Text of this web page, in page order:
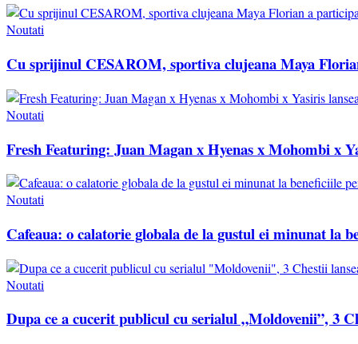
Noutati
Cu sprijinul CESAROM, sportiva clujeana Maya
Noutati
Fresh Featuring: Juan Magan x Hyenas x Mohombi x
Noutati
Cafeaua: o calatorie globala de la gustul ei minunat la
Noutati
Dupa ce a cucerit publicul cu serialul „Moldovenii”, 3